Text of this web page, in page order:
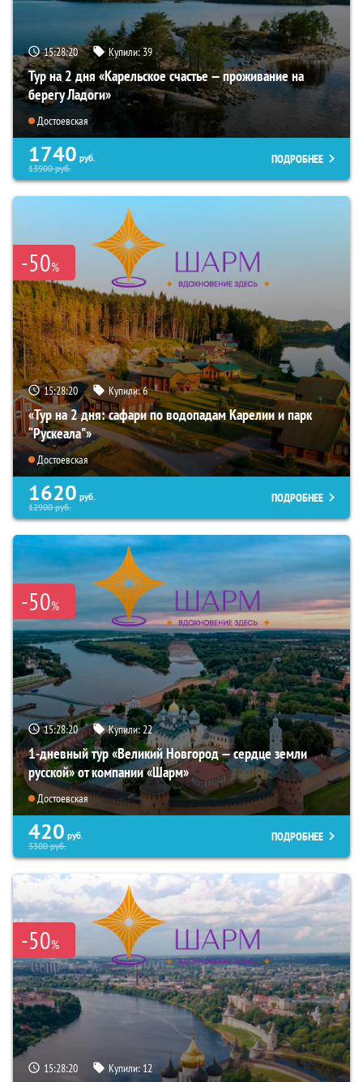
15:28:18 Купили:39
Тур на 2 дня «Карельское счастье — проживание на
берегу Ладоги»
Достоевская
1740 руб.
13900руб.
ПОДРОБНЕЕ
-50%
15:28:18 Купили:6
«Тур на 2 дня: сафари по водопадам Карелии и парк
“Рускеала"»
Достоевская
1620 руб.
12900руб.
ПОДРОБНЕЕ
-50%
15:28:18 Купили:22
1-дневный тур «Великий Новгород — сердце земли
русской» от компании «Шарм»
Достоевская
420 руб.
3300руб.
ПОДРОБНЕЕ
-50%
15:28:18 Купили:12